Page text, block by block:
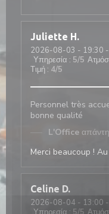
Juliette H
2026-08-03 - 19:30 -
Υπηρεσία : 5/5
Τιμή : 4/5
Personnel très
bonne qualité
L'Office
Merci beaucoup !
Celine D
2026-08-04 - 13:00 -